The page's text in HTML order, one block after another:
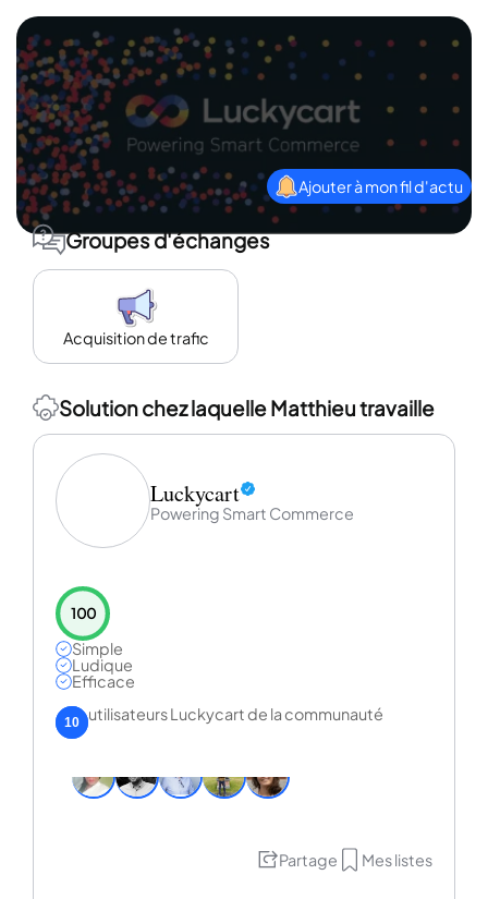
Ajouter à mon fil d'actu
Groupes d'échanges
Acquisition de trafic
Solution chez laquelle Matthieu travaille
Luckycart
Powering Smart Commerce
100
Simple
Ludique
Efficace
10 utilisateurs Luckycart de la communauté
Partage Mes listes